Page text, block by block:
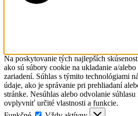
Na poskytovanie tých najlepších
ako sú súbory cookie na ukladanie a/
zariadení. Súhlas s týmito technológiami
údaje, ako je správanie pri prehliadaní
stránke. Nesúhlas alebo odvolanie
ovplyvniť určité vlastnosti a funkcie.
Funkčné